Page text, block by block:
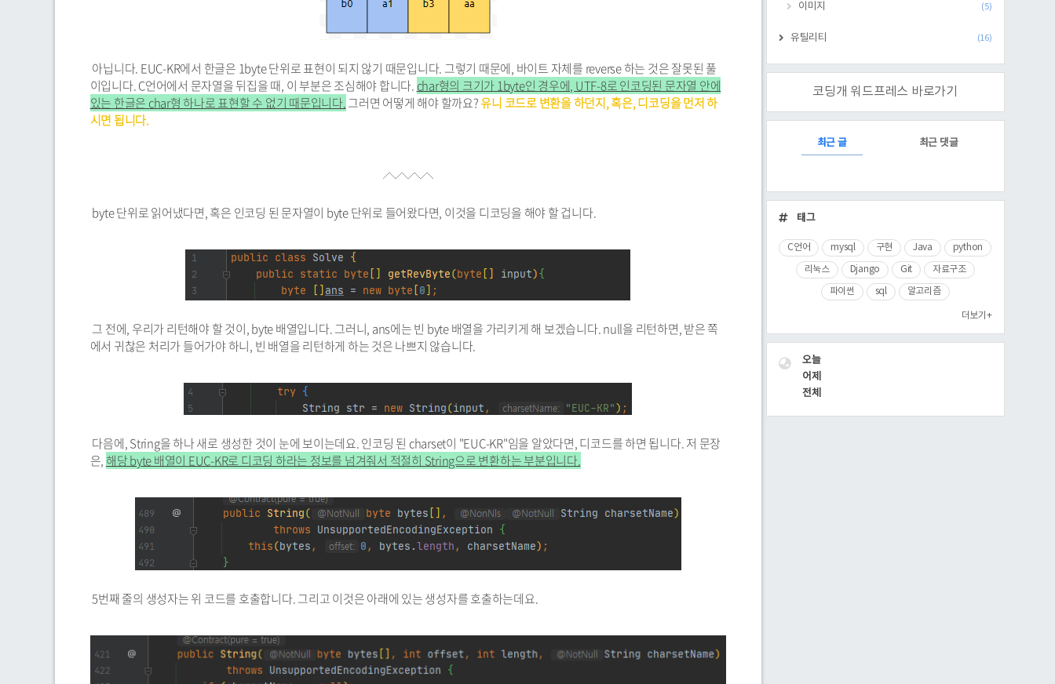
아닙니다. EUC-KR에서 한글은 1byte 단위로 표현이 되지 않기 때문입니다. 그렇기 때문에, 바이트 자체를 reverse 하는 것은 잘못된 풀
이입니다. C언어에서 문자열을 뒤집을 때, 이 부분은 조심해야 합니다. char형의 크기가 1byte인 경우에, UTF-8로 인코딩된 문자열 안에
있는 한글은 char형 하나로 표현할 수 없기 때문입니다.그러면 어떻게 해야 할까요?유니 코드로 변환을 하던지, 혹은, 디코딩을 먼저 하
시면 됩니다.
byte 단위로 읽어냈다면, 혹은 인코딩 된 문자열이 byte 단위로 들어왔다면, 이것을 디코딩을 해야 할 겁니다.
그 전에, 우리가 리턴해야 할 것이, byte 배열입니다. 그러니, ans에는 빈 byte 배열을 가리키게 해 보겠습니다. null을 리턴하면, 받은 쪽
에서 귀찮은 처리가 들어가야 하니, 빈 배열을 리턴하게 하는 것은 나쁘지 않습니다.
다음에, String을 하나 새로 생성한 것이 눈에 보이는데요. 인코딩 된 charset이 "EUC-KR"임을 알았다면, 디코드를 하면 됩니다. 저 문장
은, 해당 byte 배열이 EUC-KR로 디코딩 하라는 정보를 넘겨줘서 적절히 String으로 변환하는 부분입니다.
5번째 줄의 생성자는 위 코드를 호출합니다. 그리고 이것은 아래에 있는 생성자를 호출하는데요.
이미지 (5)
유틸리티 (16)
코딩개 워드프레스 바로가기
RECENTLY최근 글 최근 댓글
근
글
태그
C언어 mysql 구현 Java python
리눅스 Django Git 자료구조
파이썬 sql 알고리즘
더보기+
VISITOR오늘
어제
전체